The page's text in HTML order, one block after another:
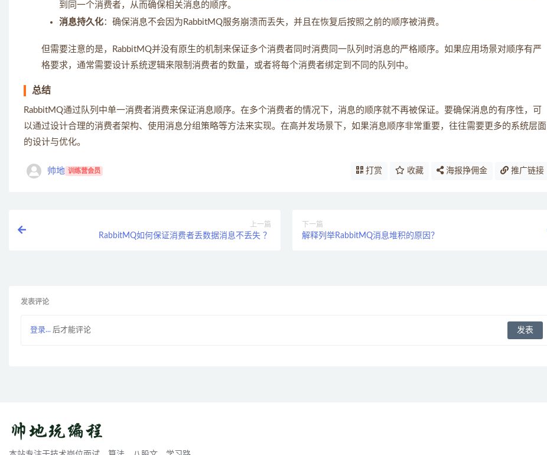
到同一个消费者，从而确保相关消息的顺序。
消息持久化：确保消息不会因为RabbitMQ服务崩溃而丢失，并且在恢复后按照之前的顺序被消费。
但需要注意的是，RabbitMQ并没有原生的机制来保证多个消费者同时消费同一队列时消息的严格顺序。如果应用场景对顺序有严
格要求，通常需要设计系统逻辑来限制消费者的数量，或者将每个消费者绑定到不同的队列中。
总结
RabbitMQ通过队列中单一消费者消费来保证消息顺序。在多个消费者的情况下，消息的顺序就不再被保证。要确保消息的有序性，可
以通过设计合理的消费者架构、使用消息分组策略等方法来实现。在高并发场景下，如果消息顺序非常重要，往往需要更多的系统层面
的设计与优化。
帅地 训练营会员 打赏 收藏 海报挣佣金 推广链接
上一篇
RabbitMQ如何保证消费者丢数据消息不丢失 ？
下一篇
解释列举RabbitMQ消息堆积的原因？
发表评论
登录... 后才能评论